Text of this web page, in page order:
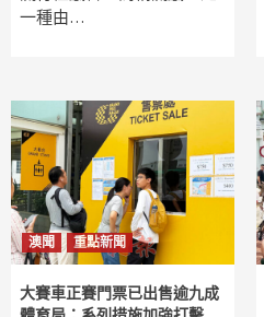
一種由…
澳聞 重點新聞
大賽車正賽門票已出售逾九成